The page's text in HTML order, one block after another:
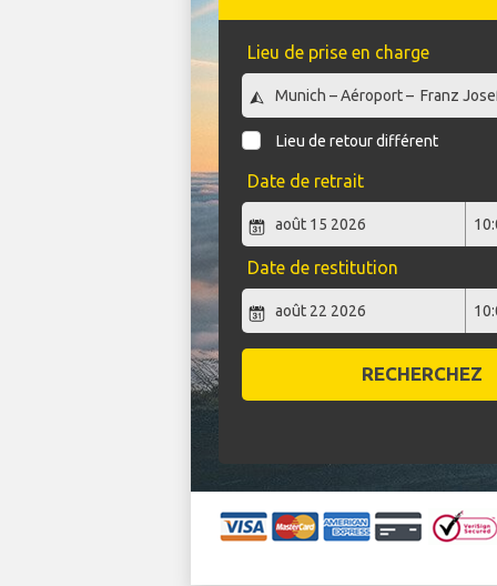
Lieu de prise en charge
Lieu de retour différent
Date de retrait
Date de restitution
RECHERCHEZ